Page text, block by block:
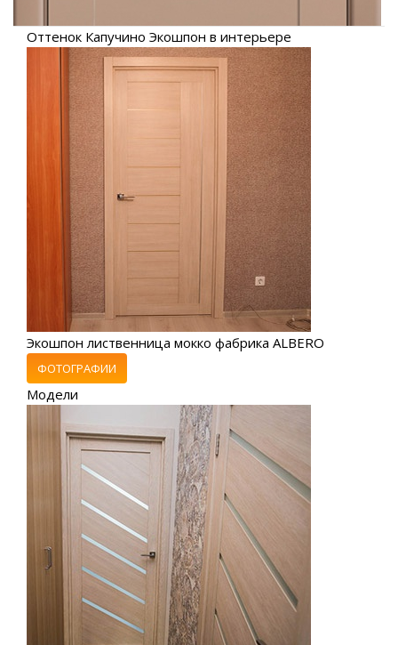
Оттенок Капучино Экошпон в интерьере
Экошпон лиственница мокко фабрика ALBERO
ФОТОГРАФИИ
Модели